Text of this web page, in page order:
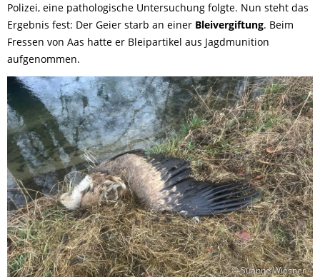
Polizei, eine pathologische Untersuchung folgte. Nun steht das
Ergebnis fest: Der Geier starb an einer Bleivergiftung. Beim
Fressen von Aas hatte er Bleipartikel aus Jagdmunition
aufgenommen.
© Suanne Wiesner